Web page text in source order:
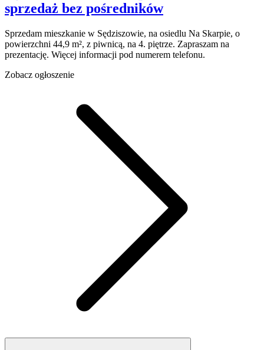
sprzedaż bez pośredników
Sprzedam mieszkanie w Sędziszowie, na osiedlu Na Skarpie, o
powierzchni 44,9 m², z piwnicą, na 4. piętrze. Zapraszam na
prezentację. Więcej informacji pod numerem telefonu.
Zobacz ogłoszenie